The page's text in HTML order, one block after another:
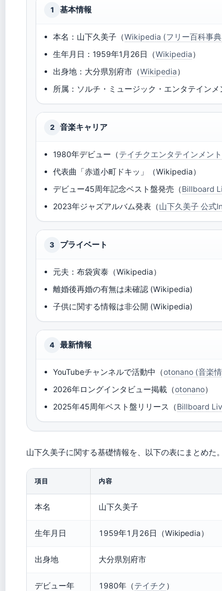
1 基本情報
本名：山下久美子（Wikipedia (フリー百科事
生年月日：1959年1月26日（Wikipedia）
出身地：大分県別府市（Wikipedia）
所属：ソルチ・ミュージック・エンタテイン
2 音楽キャリア
1980年デビュー（テイチクエンタテインメン
代表曲「赤道小町ドキッ」（Wikipedia）
デビュー45周年記念ベスト盤発売（Billboard
2023年ジャズアルバム発表（山下久美子 公式
3 プライベート
元夫：布袋寅泰（Wikipedia）
離婚後再婚の有無は未確認 (Wikipedia)
子供に関する情報は非公開 (Wikipedia)
4 最新情報
YouTubeチャンネルで活動中（otonano (音楽
2026年ロングインタビュー掲載（otonano）
2025年45周年ベスト盤リリース（Billboard
山下久美子に関する基礎情報を、以下の表にまとめた
項目 内容
本名 山下久美子
生年月日 1959年1月26日（Wikipedia）
出身地 大分県別府市
デビュー年 1980年（テイチク ）